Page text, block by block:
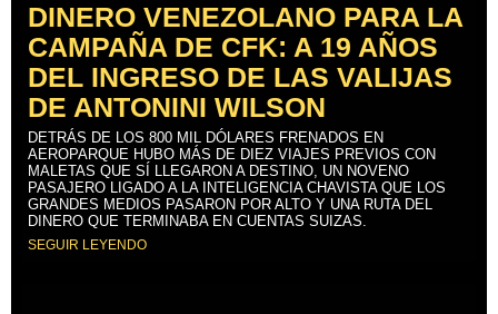
DINERO VENEZOLANO PARA LA
CAMPAÑA DE CFK: A 19 AÑOS
DEL INGRESO DE LAS VALIJAS
DE ANTONINI WILSON
DETRÁS DE LOS 800 MIL DÓLARES FRENADOS EN
AEROPARQUE HUBO MÁS DE DIEZ VIAJES PREVIOS CON
MALETAS QUE SÍ LLEGARON A DESTINO, UN NOVENO
PASAJERO LIGADO A LA INTELIGENCIA CHAVISTA QUE LOS
GRANDES MEDIOS PASARON POR ALTO Y UNA RUTA DEL
DINERO QUE TERMINABA EN CUENTAS SUIZAS.
SEGUIR LEYENDO